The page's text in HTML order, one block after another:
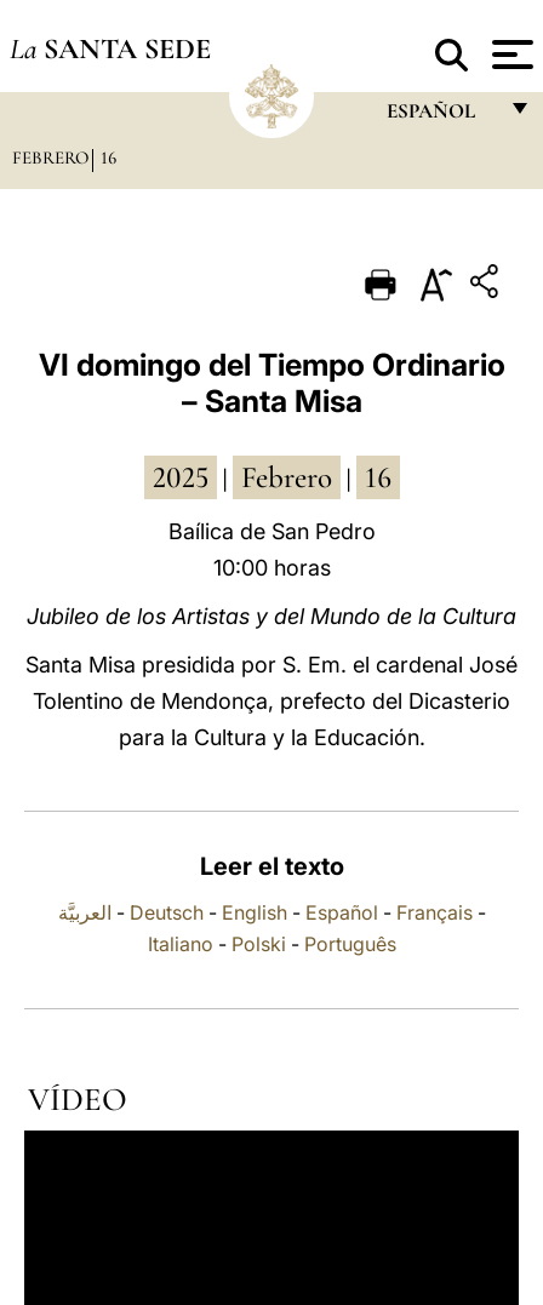
La SANTA SEDE
ESPAÑOL
PORTUGUÊS
ESPAÑOL
العربيّة
FEBRERO 16
VI domingo del Tiempo Ordinario
– Santa Misa
2025 Febrero 16
Baílica de San Pedro
10:00 horas
Jubileo de los Artistas y del Mundo de la Cultura
Santa Misa presidida por S. Em. el cardenal José
Tolentino de Mendonça, prefecto del Dicasterio
para la Cultura y la Educación.
Leer el texto
العربيَّة - Deutsch- English- Español - Français-
Italiano - Polski - Português
VÍDEO